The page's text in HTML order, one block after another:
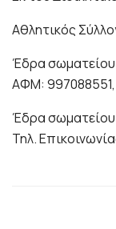
Αθλητικός
Έδρα
ΑΦΜ: 997088551,
Έδρα
Τηλ.